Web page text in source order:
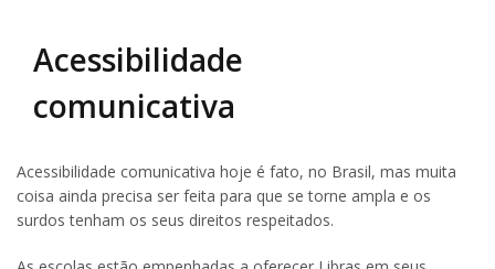
Acessibilidade
comunicativa
Acessibilidade comunicativa hoje é fato, no Brasil, mas muita
coisa ainda precisa ser feita para que se torne ampla e os
surdos tenham os seus direitos respeitados.